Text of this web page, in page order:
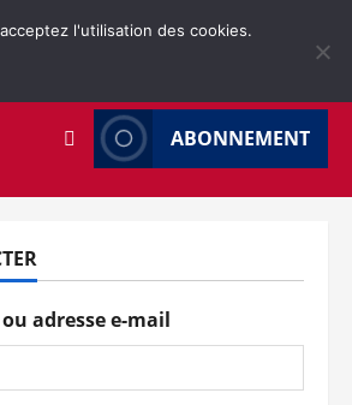
ABONNEMENT
adresse e-mail
l'utilisation des cookies.